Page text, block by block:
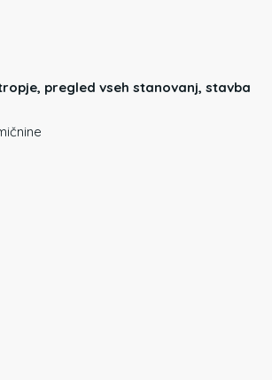
pregled vseh stanovanj, stavba